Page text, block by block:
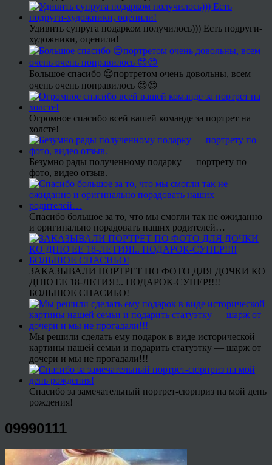
Удивить супруга подарком получилось))) Есть подруги-
художники, оценили!
Большое спасибо 😍портретом очень довольны, всем
очень очень понравилось 😍😍
Огромное спасибо всей вашей команде за портрет на
холсте!
Безумно рады полученному подарку — портрету по
фото, видео отзыв.
Спасибо большое за то, что мы смогли так не ожиданно
и оригинально порадовать наших родителей…
ЗАКАЗЫВАЛИ ПОРТРЕТ ПО ФОТО ДЛЯ ДОЧКИ КО
ДНЮ ЕЕ 18-ЛЕТИЯ!.. ПОДАРОК-СУПЕР!!!!
БОЛЬШОЕ СПАСИБО!
Мы решили сделать ему подарок в виде исторической
картины нашей семьи и подарить статуэтку — шарж от
дочери и мы не прогадали!!!
Спасибо за замечательный портрет-сюрприз на мой день
рождения!
09990111